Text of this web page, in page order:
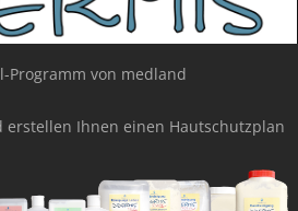
Programm von medland
erstellen Ihnen einen Hautschutzplan